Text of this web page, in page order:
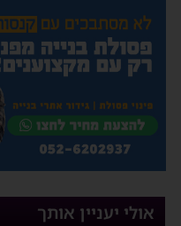
אולי יעניין אותך